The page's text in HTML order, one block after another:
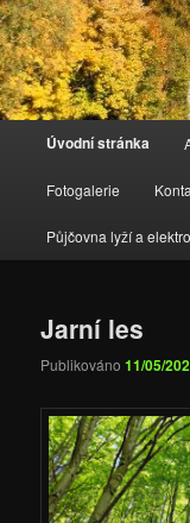
Úvodní stránka
Fotogalerie
Půjčovna lyží a
Jarní les
Publikováno11/05/